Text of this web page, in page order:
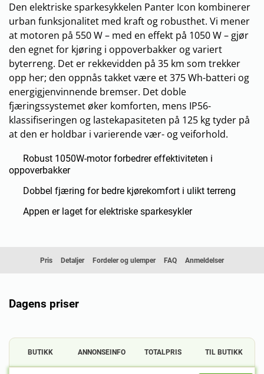
Den elektriske sparkesykkelen Panter Icon kombinerer
urban funksjonalitet med kraft og robusthet. Vi mener
at motoren på 550 W – med en effekt på 1050 W – gjør
den egnet for kjøring i oppoverbakker og variert
byterreng. Det er rekkevidden på 35 km som trekker
opp her; den oppnås takket være et 375 Wh-batteri og
energigjenvinnende bremser. Det doble
fjæringssystemet øker komforten, mens IP56-
klassifiseringen og lastekapasiteten på 125 kg tyder på
at den er holdbar i varierende vær- og veiforhold.
Robust 1050W-motor forbedrer effektiviteten i
oppoverbakker
Dobbel fjæring for bedre kjørekomfort i ulikt terreng
Appen er laget for elektriske sparkesykler
Pris Detaljer Fordeler og ulemper FAQ Anmeldelser
Dagens priser
BUTIKK ANNONSEINFO TOTALPRIS TIL BUTIKK